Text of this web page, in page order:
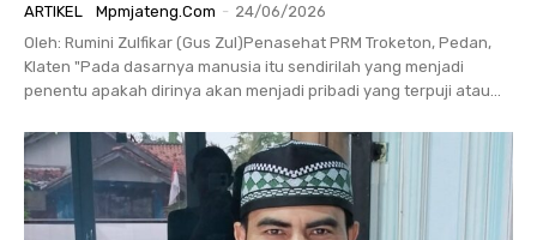
ARTIKEL Mpmjateng.com - 24/06/2026
Oleh: Rumini Zulfikar (Gus Zul)Penasehat PRM Troketon, Pedan,
Klaten "Pada dasarnya manusia itu sendirilah yang menjadi
penentu apakah dirinya akan menjadi pribadi yang terpuji atau...